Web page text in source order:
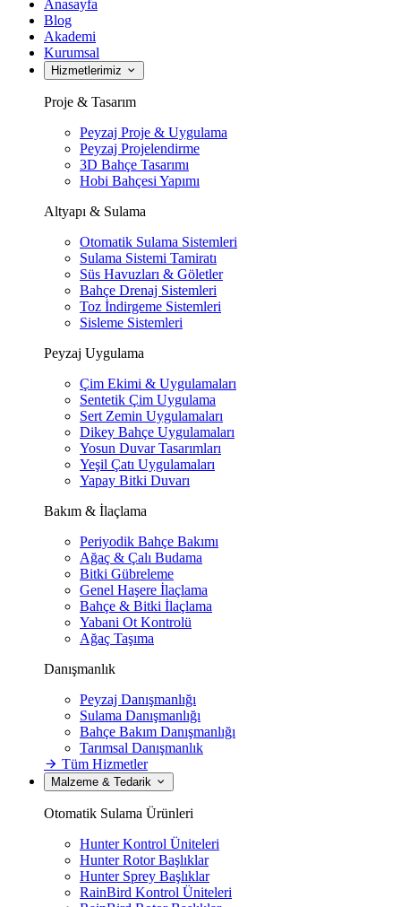
Anasayfa
Blog
Akademi
Kurumsal
Hizmetlerimiz
Proje & Tasarım
Peyzaj Proje & Uygulama
Peyzaj Projelendirme
3D Bahçe Tasarımı
Hobi Bahçesi Yapımı
Altyapı & Sulama
Otomatik Sulama Sistemleri
Sulama Sistemi Tamiratı
Süs Havuzları & Göletler
Bahçe Drenaj Sistemleri
Toz İndirgeme Sistemleri
Sisleme Sistemleri
Peyzaj Uygulama
Çim Ekimi & Uygulamaları
Sentetik Çim Uygulama
Sert Zemin Uygulamaları
Dikey Bahçe Uygulamaları
Yosun Duvar Tasarımları
Yeşil Çatı Uygulamaları
Yapay Bitki Duvarı
Bakım & İlaçlama
Periyodik Bahçe Bakımı
Ağaç & Çalı Budama
Bitki Gübreleme
Genel Haşere İlaçlama
Bahçe & Bitki İlaçlama
Yabani Ot Kontrolü
Ağaç Taşıma
Danışmanlık
Peyzaj Danışmanlığı
Sulama Danışmanlığı
Bahçe Bakım Danışmanlığı
Tarımsal Danışmanlık
Tüm Hizmetler
Malzeme & Tedarik
Otomatik Sulama Ürünleri
Hunter Kontrol Üniteleri
Hunter Rotor Başlıklar
Hunter Sprey Başlıklar
RainBird Kontrol Üniteleri